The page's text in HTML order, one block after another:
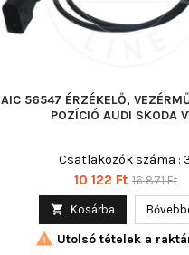
AIC 56547 ÉRZÉKELŐ,
POZÍCIÓ AUDI SKODA
Csatlakozók száma :
Ár
10 122 Ft Normál
16 871 Ft
 Kosárba
 Utolsó tételek a